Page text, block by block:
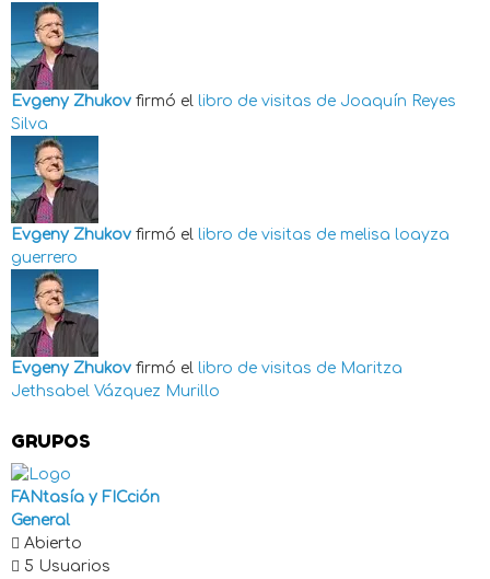
Evgeny Zhukov firmó el libro de visitas de Joaquín Reyes
Silva
Evgeny Zhukov firmó el libro de visitas de melisa loayza
guerrero
Evgeny Zhukov firmó el libro de visitas de Maritza
Jethsabel Vázquez Murillo
GRUPOS
FANtasía y FICción
General
Abierto
5 Usuarios